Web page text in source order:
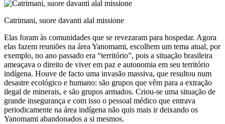
Catrimani, suore davanti alal missione
Elas foram às comunidades que se revezaram para hospedar. Agora
elas fazem reuniões na área Yanomami, escolhem um tema atual, por
exemplo, no ano passado era “território”, pois a situação brasileira
ameaçava o direito de viver em paz e autonomia em seu território
indígena. Houve de facto uma invasão massiva, que resultou num
desastre ecológico e humano: são grupos que vêm para a extração
ilegal de minerais, e são grupos armados. Criou-se uma situação de
grande insegurança e com isso o pessoal médico que entrava
periodicamente na área indígena não quis mais ir deixando os
Yanomami abandonados a si mesmos.